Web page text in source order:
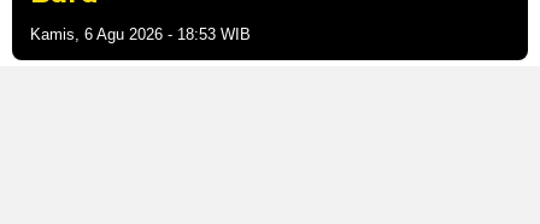
Kamis, 6 Agu 2026 - 18:53 WIB